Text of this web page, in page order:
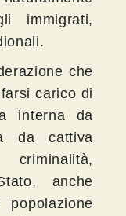
immigrati,
che
carico di
interna da
da cattiva
anche